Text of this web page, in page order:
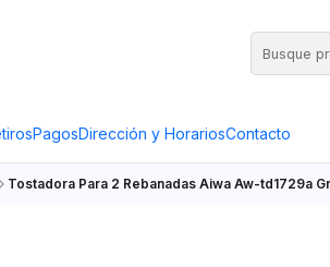
PagosDirección y HorariosContacto
Tostadora Para 2 Rebanadas Aiwa Aw-td1729a